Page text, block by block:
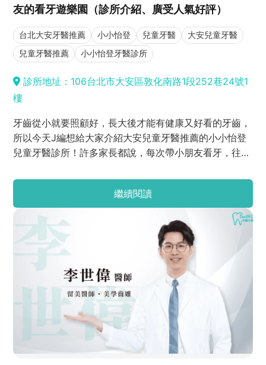
友的看牙遊樂園（診所介紹、廣受人氣好評）
台北大安牙醫推薦 小小怡登 兒童牙醫
大安兒童牙醫
兒童牙醫推薦
小小怡登牙醫診所
診所地址：106台北市大安區敦化南路1段252巷24號1
樓
牙齒從小就要照顧好，長大後才能有健康又好看的牙齒，
所以今天J編想給大家介紹大安兒童牙醫推薦的小小怡登
兒童牙醫診所！許多家長都說，每次帶小朋友看牙，往往
沒有耐心的牙醫，讓小朋友留下不好的看牙體驗，導致日
後更抗拒看牙...但小小怡登牙醫的環境不只被評比為「小
孩的看牙遊樂園」，駐診的兒童牙醫也各個溫柔親切，是
許多小朋友的看牙小天使呢！現在就一起來看看吧！
繼續閱讀